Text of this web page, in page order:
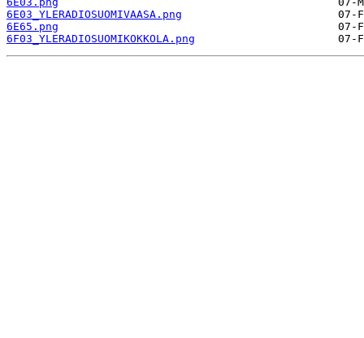
6E03_YLERADIOSUOMIVAASA.png
6E65.png
6F03_YLERADIOSUOMIKOKKOLA.png